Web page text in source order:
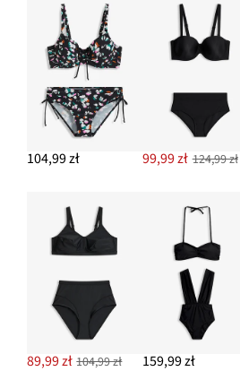
Klapki w optyce metalicznych
67,99 zł
DODAJ DO KOSZYKA
Kolczyki wkrętki z zawieszką ze słomki
42,99 zł
49,99 zł
DODAJ DO KOSZYKA
104,99 zł 99,99 zł 124,99 zł
89,99 zł 104,99 zł 159,99 zł